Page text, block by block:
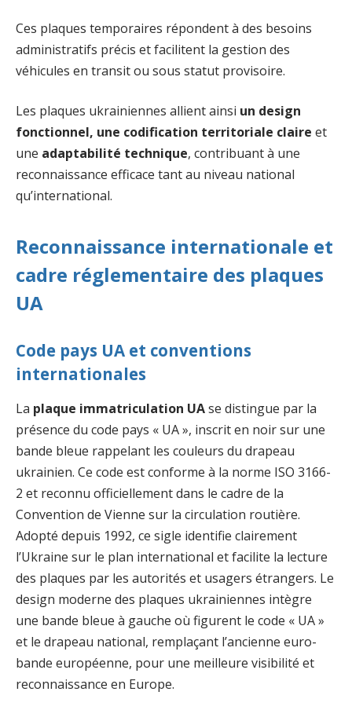
Ces plaques temporaires répondent à des besoins
administratifs précis et facilitent la gestion des
véhicules en transit ou sous statut provisoire.
Les plaques ukrainiennes allient ainsi un design
fonctionnel, une codification territoriale claire et
une adaptabilité technique, contribuant à une
reconnaissance efficace tant au niveau national
qu’international.
Reconnaissance internationale et
cadre réglementaire des plaques
UA
Code pays UA et conventions
internationales
La plaque immatriculation UAse distingue par la
présence du code pays « UA », inscrit en noir sur une
bande bleue rappelant les couleurs du drapeau
ukrainien. Ce code est conforme à la norme ISO 3166-
2 et reconnu officiellement dans le cadre de la
Convention de Vienne sur la circulation routière.
Adopté depuis 1992, ce sigle identifie clairement
l’Ukraine sur le plan international et facilite la lecture
des plaques par les autorités et usagers étrangers. Le
design moderne des plaques ukrainiennes intègre
une bande bleue à gauche où figurent le code « UA »
et le drapeau national, remplaçant l’ancienne euro-
bande européenne, pour une meilleure visibilité et
reconnaissance en Europe.